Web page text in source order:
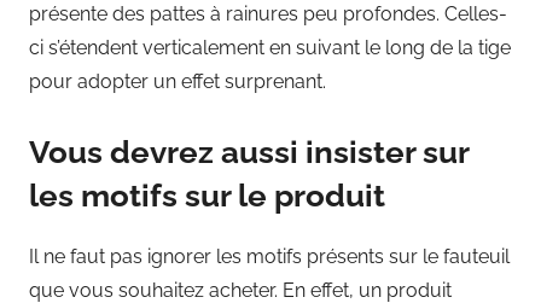
présente des pattes à rainures peu profondes. Celles-
ci s’étendent verticalement en suivant le long de la tige
pour adopter un effet surprenant.
Vous devrez aussi insister sur
les motifs sur le produit
Il ne faut pas ignorer les motifs présents sur le fauteuil
que vous souhaitez acheter. En effet, un produit